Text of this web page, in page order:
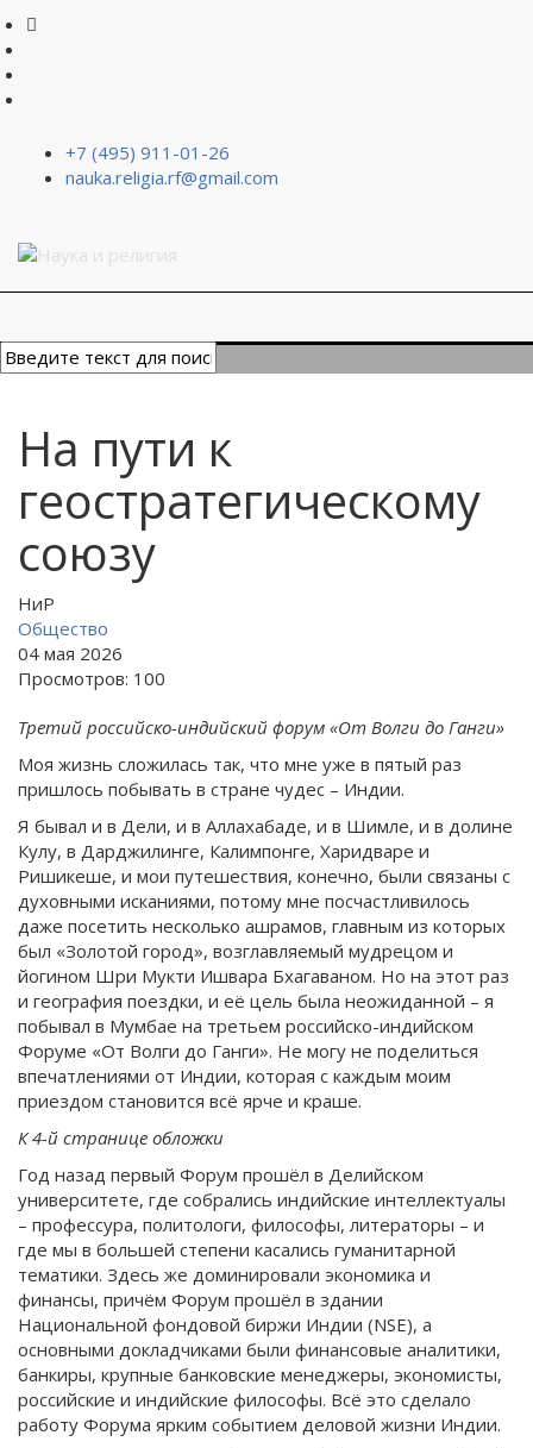
+7 (495) 911-01-26
nauka.religia.rf@gmail.com
На пути к
геостратегическому
союзу
НиР
Общество
04 мая 2026
Просмотров: 100
Третий российско-индийский форум «От Волги до Ганги»
Моя жизнь сложилась так, что мне уже в пятый раз
пришлось побывать в стране чудес – Индии.
Я бывал и в Дели, и в Аллахабаде, и в Шимле, и в долине
Кулу, в Дарджилинге, Калимпонге, Харидваре и
Ришикеше, и мои путешествия, конечно, были связаны с
духовными исканиями, потому мне посчастливилось
даже посетить несколько ашрамов, главным из которых
был «Золотой город», возглавляемый мудрецом и
йогином Шри Мукти Ишвара Бхагаваном. Но на этот раз
и география поездки, и её цель была неожиданной – я
побывал в Мумбае на третьем российско-индийском
Форуме «От Волги до Ганги». Не могу не поделиться
впечатлениями от Индии, которая с каждым моим
приездом становится всё ярче и краше.
К 4-й странице обложки
Год назад первый Форум прошёл в Делийском
университете, где собрались индийские интеллектуалы
– профессура, политологи, философы, литераторы – и
где мы в большей степени касались гуманитарной
тематики. Здесь же доминировали экономика и
финансы, причём Форум прошёл в здании
Национальной фондовой биржи Индии (NSE), а
основными докладчиками были финансовые аналитики,
банкиры, крупные банковские менеджеры, экономисты,
российские и индийские философы. Всё это сделало
работу Форума ярким событием деловой жизни Индии.